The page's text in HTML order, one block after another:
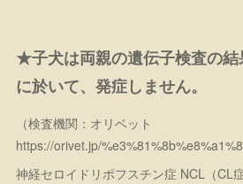
★子犬は両親の遺伝子検査の結
に於いて、発症しません。
（検査機関：オリベット
https://orivet.jp/
神経セロイドリポフスチン症 NCL（CL